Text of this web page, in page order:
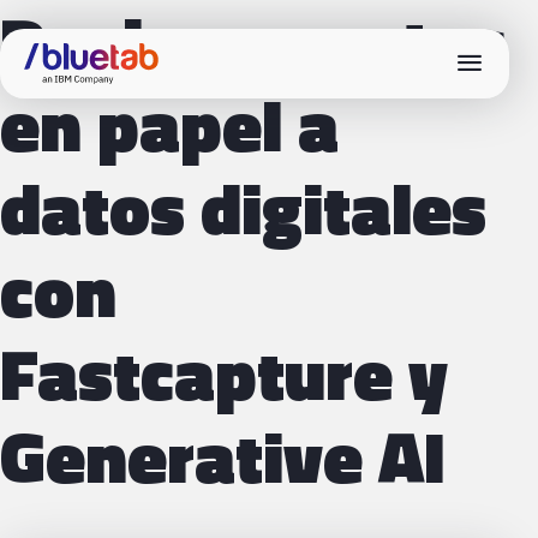
menu
De documentos
en papel a
datos digitales
con
Fastcapture y
Generative AI